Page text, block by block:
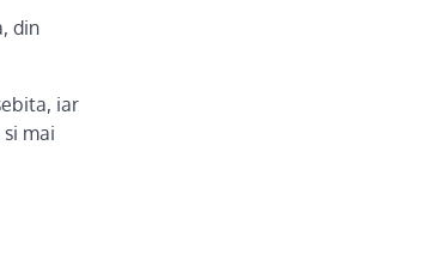
din
iar
mai